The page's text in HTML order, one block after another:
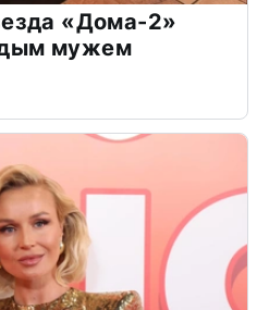
«Дома-2»
мужем